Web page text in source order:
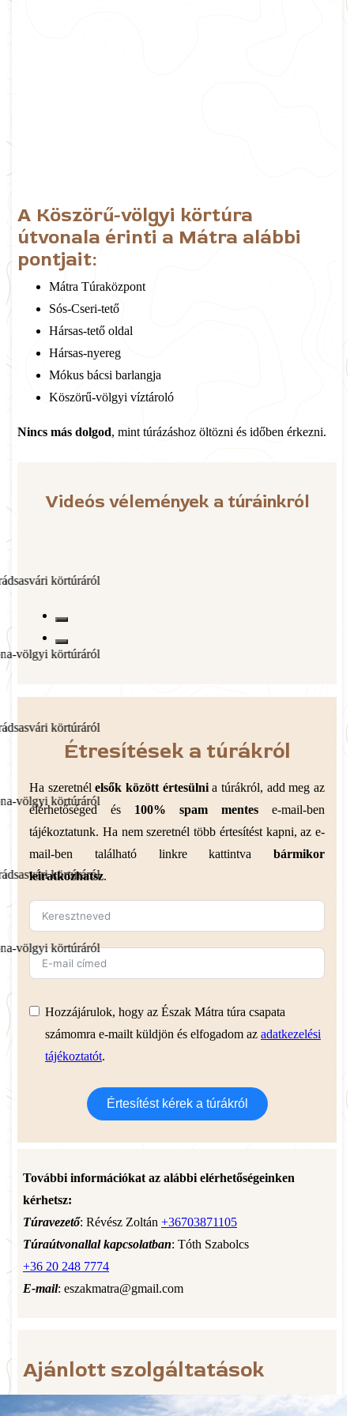
A Köszörű-völgyi körtúra
útvonala érinti a Mátra alábbi
pontjait:
Mátra Túraközpont
Sós-Cseri-tető
Hársas-tető oldal
Hársas-nyereg
Mókus bácsi barlangja
Köszörű-völgyi víztároló
Nincs más dolgod, mint túrázáshoz öltözni és időben érkezni.
Videós vélemények a túráinkról
Étresítések a túrákról
Ha szeretnélelsők között értesülnia túrákról, add meg az
elérhetőséged és 100% spam mentes e-mail-ben
tájékoztatunk. Ha nem szeretnél több értesítést kapni, az e-
mail-ben található linkre kattintva bármikor
leiratkozhatsz.
Hozzájárulok, hogy az Észak Mátra túra csapata
számomra e-mailt küldjön és elfogadom az adatkezelési
tájékoztatót.
Értesítést kérek a túrákról
További információkat az alábbi elérhetőségeinken
kérhetsz:
Túravezető: Révész Zoltán +36703871105
Túraútvonallal kapcsolatban: Tóth Szabolcs
+36 20 248 7774
E-mail: eszakmatra@gmail.com
Ajánlott szolgáltatások